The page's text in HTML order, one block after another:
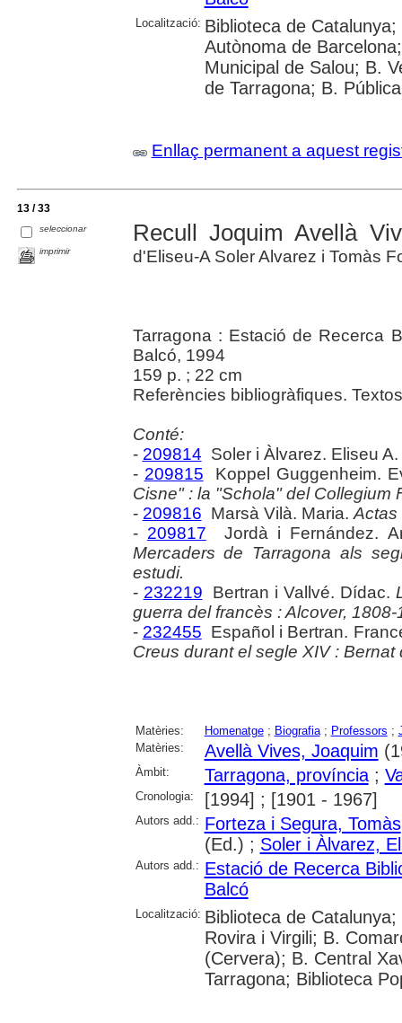
Localització: Biblioteca de
Autònoma de
Municipal de Salou; B.
de Tarragona; B.
Enllaç permanent a aquest
13 / 33
seleccionar
imprimir
Recull Joquim Avellà
d'Eliseu-A Soler Alvarez i Tomàs
Tarragona : Estació de Recerca
Balcó, 1994
159 p. ; 22 cm
Referències bibliogràfiques.
Conté:
- 209814 Soler i Àlvarez. Eliseu A.
- 209815 Koppel Guggenheim.
Cisne" : la "Schola" del Collegium
- 209816 Marsà Vilà. Maria.Actas
- 209817 Jordà i Fernández.
Mercaders de Tarragona als
estudi.
- 232219 Bertran i Vallvé. Dídac.
guerra del francès : Alcover, 1808-
- 232455 Español i Bertran.
Creus durant el segle XIV : Bernat
Matèries: Homenatge; Biografia; Professors ;
Matèries:
Avellà Vives, Joaquim
Àmbit: Tarragona, província;
Cronologia: [1994] ; [1901 - 1967]
Autors add.: Forteza i Segura, Tomàs
(Ed.) ; Soler i Àlvarez,
Autors add.: Estació de Recerca
Balcó
Localització: Biblioteca de
Rovira i Virgili; B.
(Cervera); B. Central
Tarragona; Biblioteca